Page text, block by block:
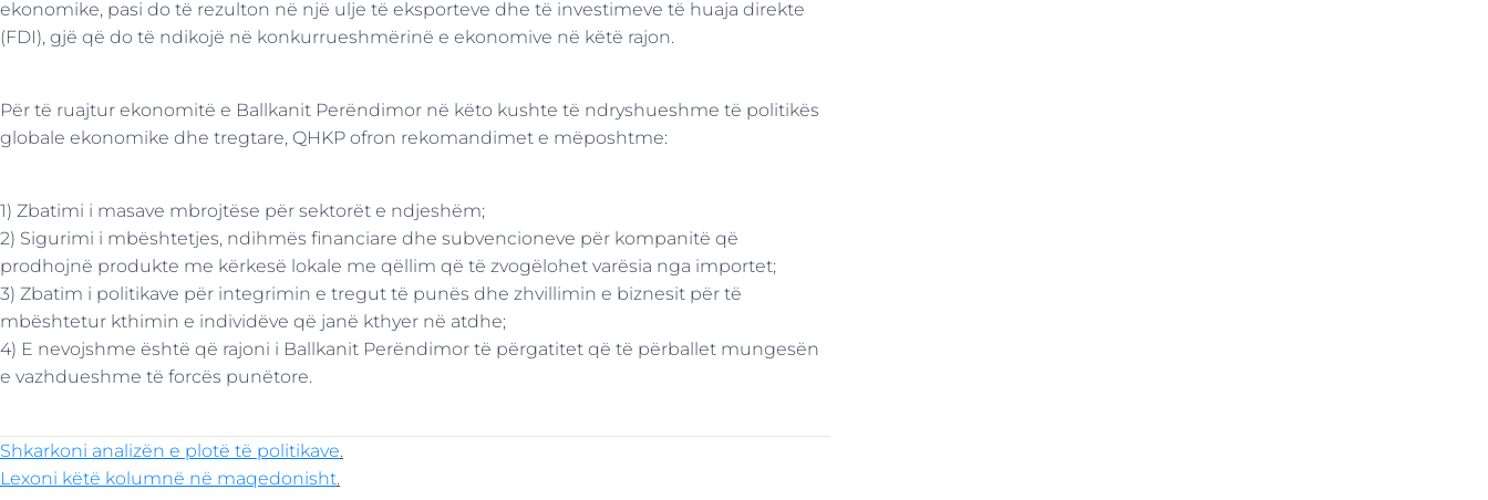
ekonomike, pasi do të rezulton në një ulje të eksporteve dhe të investimeve të huaja direkte
(FDI), gjë që do të ndikojë në konkurrueshmërinë e ekonomive në këtë rajon.
Për të ruajtur ekonomitë e Ballkanit Perëndimor në këto kushte të ndryshueshme të politikës
globale ekonomike dhe tregtare, QHKP ofron rekomandimet e mëposhtme:
1) Zbatimi i masave mbrojtëse për sektorët е ndjeshëm;
2) Sigurimi i mbështetjes, ndihmës financiare dhe subvencioneve për kompanitë që
prodhojnë produkte me kërkesë lokale me qëllim që të zvogëlohet varësia nga importet;
3) Zbatim i politikave për integrimin e tregut të punës dhe zhvillimin e biznesit për të
mbështetur kthimin e individëve që janë kthyer në atdhe;
4) E nevojshme është që rajoni i Ballkanit Perëndimor të përgatitet që të përballet mungesën
e vazhdueshme të forcës punëtore.
Shkarkoni analizën e plotë të politikave.
Lexoni këtë kolumnë në maqedonisht.